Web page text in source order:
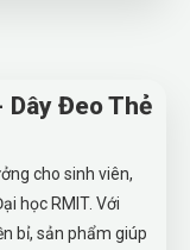
Dây Đeo Thẻ
cho sinh viên,
học RMIT. Với
bỉ, sản phẩm giúp